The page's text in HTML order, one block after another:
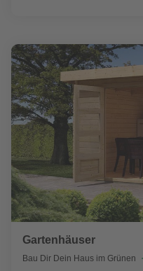
Gartenhäuser
Bau Dir Dein Haus im Grünen